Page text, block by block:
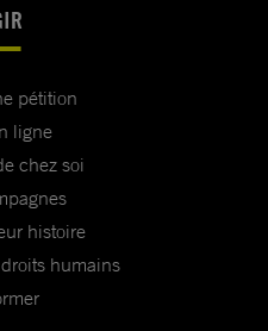
pétition
ligne
chez soi
histoire
humains